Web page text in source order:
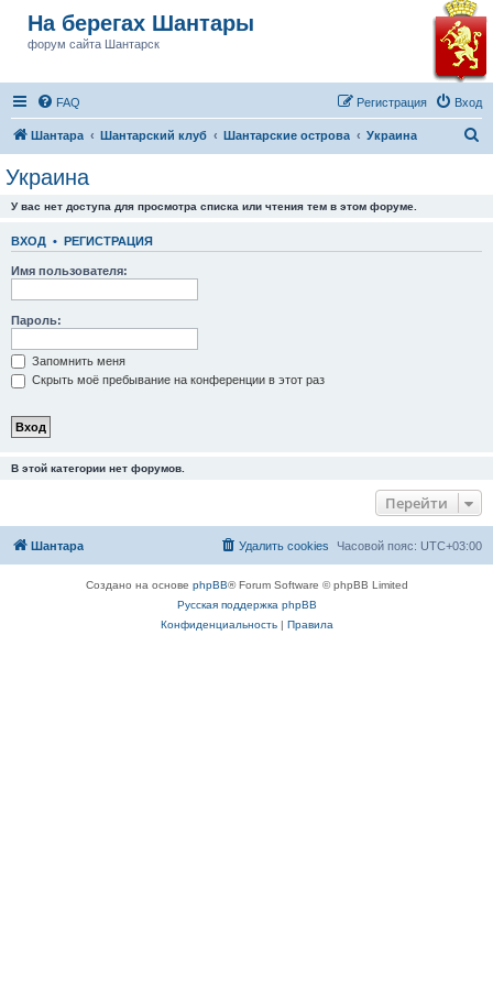
На берегах Шантары
форум сайта Шантарск
FAQ Вход
Регистрация
Шантара Шантарский клуб Шантарские острова Украина
Украина
У вас нет доступа для просмотра списка или чтения тем в этом форуме.
ВХОД • РЕГИСТРАЦИЯ
Имя пользователя:
Пароль:
Запомнить меня
Скрыть моё пребывание на конференции в этот раз
В этой категории нет форумов.
Перейти
Шантара Часовой пояс: UTC+03:00
Удалить cookies
Создано на основе phpBB® Forum Software © phpBB Limited
Русская поддержка phpBB
Конфиденциальность| Правила